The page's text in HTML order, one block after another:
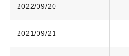
2022/09/20
2021/09/21